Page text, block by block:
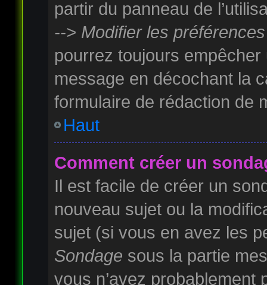
partir du panneau de
--> Modifier les
pourrez toujours empêcher
message en décochant la
formulaire de rédaction de
Haut
Comment créer un
Il est facile de créer un
nouveau sujet ou la
sujet (si vous en avez les
Sondage sous la partie
vous n’avez probablement